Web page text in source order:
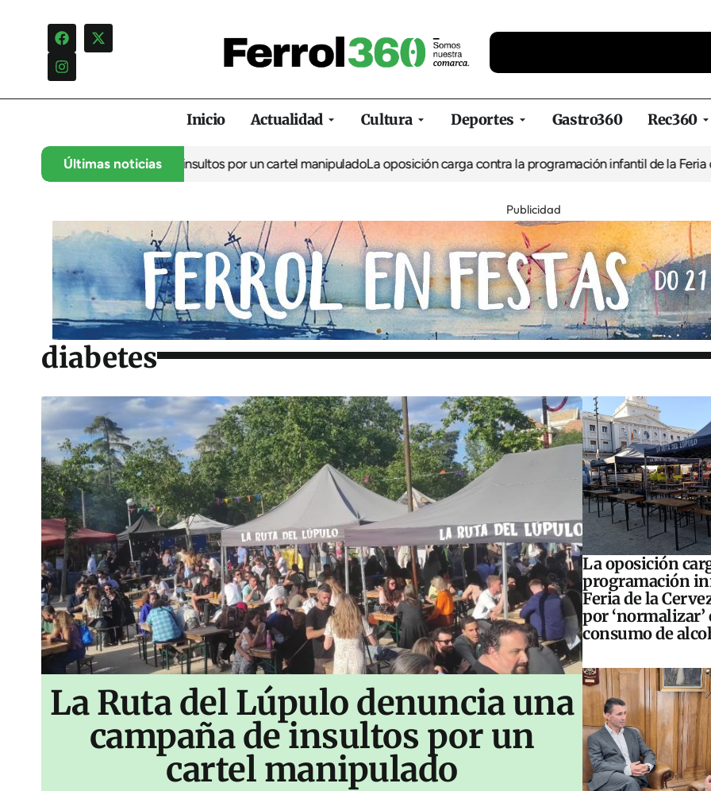
Inicio Actualidad Cultura Deportes Gastro360 Rec360
Últimas noticias
una campaña de insultos por un cartel manipuladoLa oposición carga contra la programación infantil de la Feria de la
Publicidad
diabetes
La Ruta del Lúpulo denuncia una
campaña de insultos por un
cartel manipulado
La oposición
programación
Feria de la
por ‘normalizar’
consumo de